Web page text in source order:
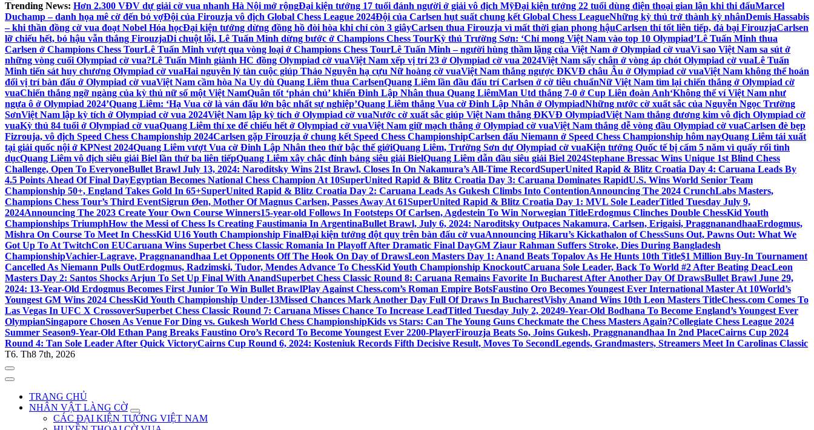
Trending News: Hơn 2.300 VĐV dự giải cờ vua nhanh Hà Nội mở rộngĐại kiện tướng 17 tuổi đánh người ở giải vô địch MỹĐại kiện tướng 22 tuổi dùng điện thoại gian lận khi thi đấuMarcel
Duchamp – danh họa mê cờ đến bỏ vợĐội của Firouzja vô địch Global Chess League 2024Đội của Carlsen hụt suất chung kết Global Chess LeagueNhững kỳ thủ trở thành kỳ nhânDemis Hassabis
– khi thần đồng cờ vua đoạt Nobel Hóa họcĐại kiện tướng dừng đồng hồ đòi hòa khi chỉ còn 3 giâyCarlsen thua Firouzja vì mất thời gian phong hậuCarlsen thí tốt liên tiếp, đả bại FirouzjaCarlsen
lỡ chiếu hết, bỏ hậu vẫn thắng FirouzjaDi chuột lỗi, Lê Tuấn Minh dừng bước ở Champions Chess TourKỳ thủ Trường Sơn: ‘Chỉ mong Việt Nam vào top 10 Olympiad’Lê Tuấn Minh thua
Carlsen ở Champions Chess TourLê Tuấn Minh vượt qua vòng loại ở Champions Chess TourLê Tuấn Minh – người hùng thầm lặng của Việt Nam ở Olympiad cờ vuaVì sao Việt Nam sa sút ở
những vòng cuối Olympiad cờ vua?Lê Tuấn Minh giành HC đồng Olympiad cờ vuaViệt Nam xếp vị trí 23 ở Olympiad cờ vua 2024Việt Nam sẩy chân ở vòng áp chót Olympiad cờ vuaLê Tuấn
Minh tiến sát huy chương Olympiad cờ vuaHai nguyên lý tàn cuộc giúp Thảo Nguyên hạ cựu Nữ hoàng cờ vuaViệt Nam thắng ngược ĐKVĐ châu Âu ở Olympiad cờ vuaViệt Nam không thể hoán
đổi vị trí bàn đấu ở Olympiad cờ vuaViệt Nam cầm hòa Na Uy dù Quang Liêm thua CarlsenQuang Liêm lần đầu đấu trí Carlsen ở cờ tiêu chuẩnNữ Việt Nam tìm lại chiến thắng ở Olympiad cờ
vuaChiến thắng ngỡ ngàng của kỳ thủ nữ số một Việt NamQuân tốt ‘phản chủ’ khiến Đinh Lập Nhân thua Quang LiêmMan Utd thắng 7-0 ở Cup Liên đoàn Anh‘Không thể ví Việt Nam như
ngựa ô ở Olympiad 2024’Quang Liêm: ‘Hạ Vua cờ là ván đấu lớn bậc nhất sự nghiệp’Quang Liêm thắng Vua cờ Đinh Lập Nhân ở OlympiadNhững nước cờ xuất sắc của Nguyễn Ngọc Trường
SơnViệt Nam lập kỳ tích ở Olympiad cờ vua 2024Việt Nam lập kỳ tích ở Olympiad cờ vuaNước cờ xuất sắc giúp Việt Nam thắng ĐKVĐ OlympiadViệt Nam thắng đương kim vô địch Olympiad cờ
vuaKỳ thủ 84 tuổi ở Olympiad cờ vuaQuang Liêm thí xe để chiếu hết ở Olympiad cờ vuaViệt Nam giữ mạch thắng ở Olympiad cờ vuaViệt Nam thắng dễ vòng đầu Olympiad cờ vuaCarlsen đè bẹp
Fizrouja, vô địch Speed Chess Championship 2024Carlsen gặp Firouzja ở chung kết Speed Chess ChampionshipCarlsen đấu Niemann ở Speed Chess Championship hôm nayQuang Liêm tái xuất
tại giải quốc nội ở KPNest 2024Quang Liêm vượt Vua cờ Đinh Lập Nhân theo thứ bậc thế giớiQuang Liêm, Trường Sơn dự Olympiad cờ vuaKiện tướng Quốc tế bị cấm 5 năm vì quấy rối tình
dụcQuang Liêm vô địch siêu giải Biel lần thứ ba liên tiếpQuang Liêm xây chắc đỉnh bảng siêu giải BielQuang Liêm dẫn đầu siêu giải Biel 2024Stephane Bressac Wins Unique 1st Blind Chess
Challenge, Open To EveryoneBullet Brawl July 13, 2024: Naroditsky Wins 21st Brawl, Closes In On Nakamura’s All-Time RecordSuperUnited Rapid & Blitz Croatia Day 4: Caruana Leads By
4.5 Points Ahead Of Final DayEgyptian Becomes National Chess Champion At 10SuperUnited Rapid & Blitz Croatia Day 3: Caruana Dominates RapidU.S. Wins World Senior Team
Championship 50+, England Takes Gold In 65+SuperUnited Rapid & Blitz Croatia Day 2: Caruana Leads As Gukesh Climbs Into ContentionAnnouncing The 2024 CrunchLabs Masters,
Champions Chess Tour’s Third EventSigrun Øen, Mother Of Magnus Carlsen, Passes Away At 61SuperUnited Rapid & Blitz Croatia Day 1: MVL Sole LeaderTitled Tuesday July 9,
2024Announcing The 2023 Create Your Own Course Winners15-year-old Follows In Footsteps Of Carlsen, Agdestein To Win Norwegian TitleErdogmus Clinches Double ChessKid Youth
Championships TriumphHow the Messi of Chess Is Creating Faustimania In ArgentinaBullet Brawl, July 6, 2024: Naroditsky Outpaces Nakamura, Carlsen, Erigaisi, PraggnanandhaaErdogmus,
Mishra On Course To Meet In ChessKid U16 Youth Championship FinalĐại kiện tướng đột quỵ trên bàn đấu cờ vuaAnnouncing Hikaru’s Kickathalon of ChessSuns Out, Pawns Out: What We
Got Up To At TwitchCon EUCaruana Wins Superbet Chess Classic Romania In Playoff After Dramatic Final DayGM Ziaur Rahman Suffers Stroke, Dies During Bangladesh
ChampionshipVachier-Lagrave, Praggnanandhaa Let Opponents Off The Hook On Day of DrawsLeon Masters Day 1: Anand Beats Topalov As He Hunts 10th Title$1 Million Buy-In Tournament
Cancelled As Niemann Pulls OutErdogmus, Radzimski, Tudor, Mendes Advance To ChessKid Youth Championship KnockoutCaruana Sole Leader, Back To World #2 After Beating DeacLeon
Masters Day 2: Santos Shocks Arjun To Set Up Final With AnandSuperbet Chess Classic Round 8: Caruana Remains Favorite In Bucharest After Another Day Of DrawsBullet Brawl June 29,
2024: 13-Year-Old Erdogmus Becomes First Junior To Win Bullet BrawlPlay Against Chess.com’s Roman Empire BotsFaustino Oro Becomes Youngest Ever International Master At 10World’s
Youngest GM Wins 2024 ChessKid Youth Championship Under-13Missed Chances Mark Another Day Full Of Draws In BucharestVishy Anand Wins 10th Leon Masters TitleChess.com Comes To
Las Vegas In UFC X CrossoverSuperbet Chess Classic Round 7: Caruana Misses Chance To Increase LeadTitled Tuesday July 2, 20249-Year-Old Bodhana To Become England’s Youngest Ever
OlympianSingapore Chosen As Venue For Ding vs. Gukesh World Chess ChampionshipKids vs Stars: Can The Young Guns Checkmate the Chess Masters Again?Collegiate Chess League 2024
Summer Season9-Year-Old Ethan Pang Breaks Faustino Oro’s Record To Become Youngest Ever 2200-PlayerFirouzja Beats So, Joins Gukesh, Praggnanandhaa In 2nd PlaceCairns Cup 2024
Round 4: Tan Sole Leader After Quick VictoryCairns Cup Round 6, 2024: Kosteniuk Records Fifth Decisive Result, Moves To SecondLegends, Grandmasters, Streamers Meet In Carolinas Classic
T6. Th8 7th, 2026
TRANG CHỦ
NHÂN VẬT LÀNG CỜ
CÁC ĐẠI KIỆN TƯỚNG VIỆT NAM